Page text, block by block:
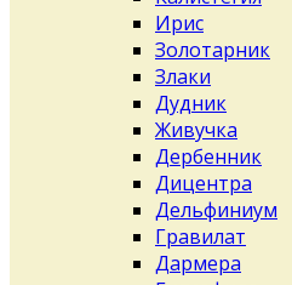
Ирис
Золотарник
Злаки
Дудник
Живучка
Дербенник
Дицентра
Дельфиниум
Гравилат
Дармера